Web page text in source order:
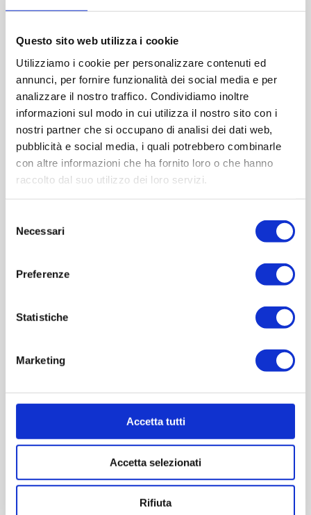
Questo sito web utilizza i cookie
Utilizziamo i cookie per personalizzare contenuti ed
annunci, per fornire funzionalità dei social media e per
analizzare il nostro traffico. Condividiamo inoltre
informazioni sul modo in cui utilizza il nostro sito con i
nostri partner che si occupano di analisi dei dati web,
pubblicità e social media, i quali potrebbero combinarle
con altre informazioni che ha fornito loro o che hanno
raccolto dal suo utilizzo dei loro servizi.
delNecessari
Preferenze
Statistiche
Marketing
Accetta tutti
Accetta selezionati
Rifiuta
Larghezza (mm):0
Cod.: FAT002
Please select the address you want to ship to
ACQUISTA
REVIEWS
CONTACT US